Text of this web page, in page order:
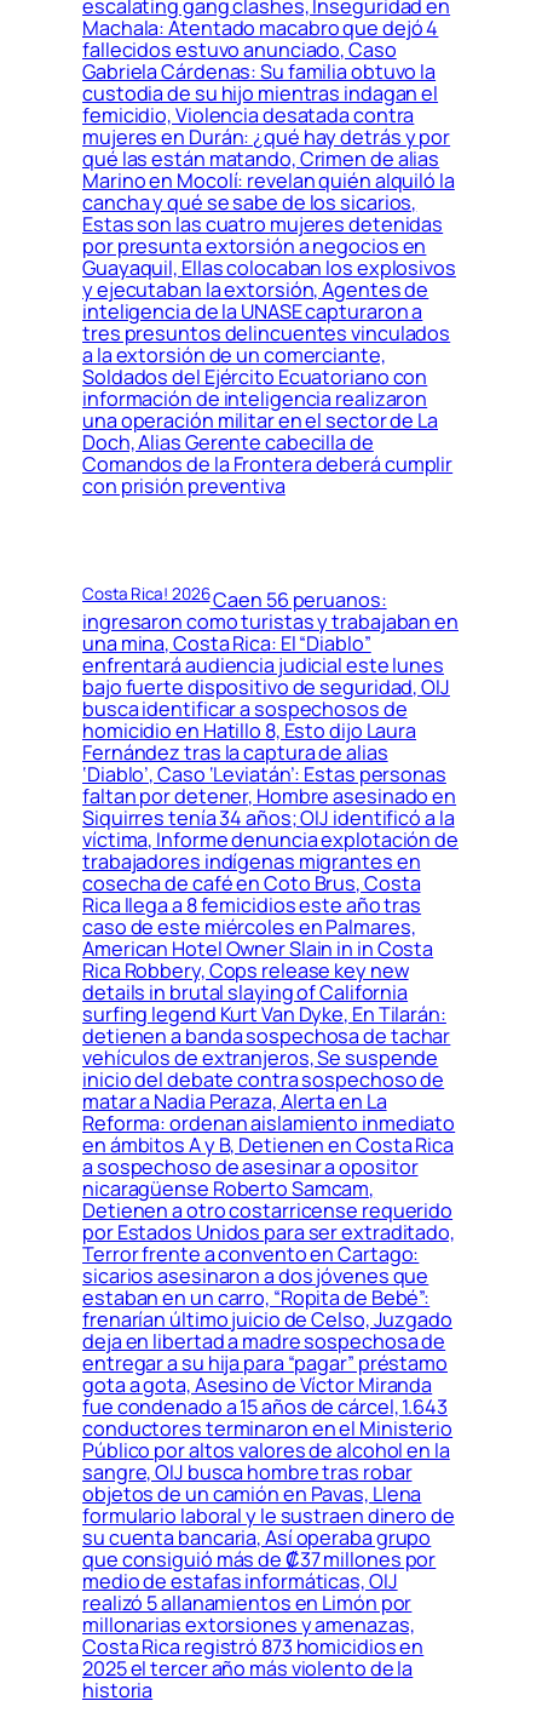
escalating gang clashes, Inseguridad en
Machala: Atentado macabro que dejó 4
fallecidos estuvo anunciado, Caso
Gabriela Cárdenas: Su familia obtuvo la
custodia de su hijo mientras indagan el
femicidio, Violencia desatada contra
mujeres en Durán: ¿qué hay detrás y por
qué las están matando, Crimen de alias
Marino en Mocolí: revelan quién alquiló la
cancha y qué se sabe de los sicarios,
Estas son las cuatro mujeres detenidas
por presunta extorsión a negocios en
Guayaquil, Ellas colocaban los explosivos
y ejecutaban la extorsión, Agentes de
inteligencia de la UNASE capturaron a
tres presuntos delincuentes vinculados
a la extorsión de un comerciante,
Soldados del Ejército Ecuatoriano con
información de inteligencia realizaron
una operación militar en el sector de La
Doch, Alias Gerente cabecilla de
Comandos de la Frontera deberá cumplir
con prisión preventiva
Costa Rica! 2026Caen 56 peruanos:
ingresaron como turistas y trabajaban en
una mina, Costa Rica: El “Diablo”
enfrentará audiencia judicial este lunes
bajo fuerte dispositivo de seguridad, OIJ
busca identificar a sospechosos de
homicidio en Hatillo 8, Esto dijo Laura
Fernández tras la captura de alias
‘Diablo’, Caso ‘Leviatán’: Estas personas
faltan por detener, Hombre asesinado en
Siquirres tenía 34 años; OIJ identificó a la
víctima, Informe denuncia explotación de
trabajadores indígenas migrantes en
cosecha de café en Coto Brus, Costa
Rica llega a 8 femicidios este año tras
caso de este miércoles en Palmares,
American Hotel Owner Slain in in Costa
Rica Robbery, Cops release key new
details in brutal slaying of California
surfing legend Kurt Van Dyke, En Tilarán:
detienen a banda sospechosa de tachar
vehículos de extranjeros, Se suspende
inicio del debate contra sospechoso de
matar a Nadia Peraza, Alerta en La
Reforma: ordenan aislamiento inmediato
en ámbitos A y B, Detienen en Costa Rica
a sospechoso de asesinar a opositor
nicaragüense Roberto Samcam,
Detienen a otro costarricense requerido
por Estados Unidos para ser extraditado,
Terror frente a convento en Cartago:
sicarios asesinaron a dos jóvenes que
estaban en un carro, “Ropita de Bebé”:
frenarían último juicio de Celso, Juzgado
deja en libertad a madre sospechosa de
entregar a su hija para “pagar” préstamo
gota a gota, Asesino de Víctor Miranda
fue condenado a 15 años de cárcel, 1.643
conductores terminaron en el Ministerio
Público por altos valores de alcohol en la
sangre, OIJ busca hombre tras robar
objetos de un camión en Pavas, Llena
formulario laboral y le sustraen dinero de
su cuenta bancaria, Así operaba grupo
que consiguió más de ₡37 millones por
medio de estafas informáticas, OIJ
realizó 5 allanamientos en Limón por
millonarias extorsiones y amenazas,
Costa Rica registró 873 homicidios en
2025 el tercer año más violento de la
historia